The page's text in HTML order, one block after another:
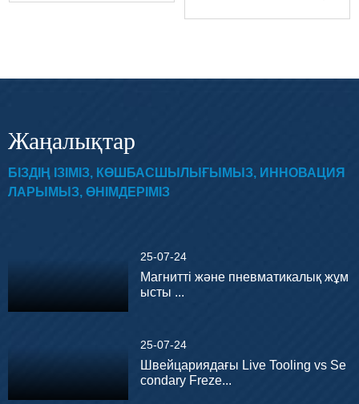
Жаңалықтар
БІЗДІҢ ІЗІМІЗ, КӨШБАСШЫЛЫҒЫМЫЗ, ИННОВАЦИЯ
ЛАРЫМЫЗ, ӨНІМДЕРІМІЗ
25-07-24
Магнитті және пневматикалық жұм
ысты ...
25-07-24
Швейцариядағы Live Tooling vs Se
condary Freze...